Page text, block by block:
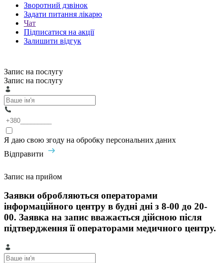
Зворотний дзвінок
Задати питання лікарю
Чат
Підписатися на акції
Залишити відгук
Запис на послугу
Запис на послугу
Я даю свою згоду на обробку персональних даних
Відправити
Запис на прийом
Заявки обробляються операторами
інформаційного центру в будні дні з 8-00 до 20-
00. Заявка на запис вважається дійсною після
підтвердження її операторами медичного центру.